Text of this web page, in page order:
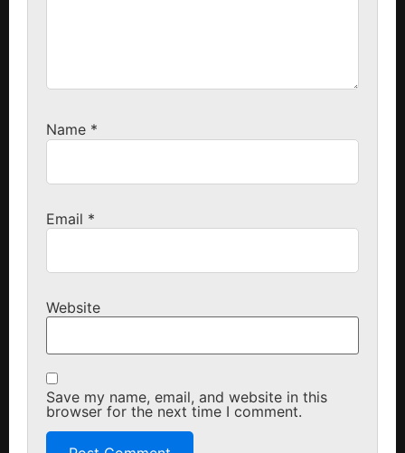
Name *
Email *
Website
Save my name, email, and website in this
browser for the next time I comment.